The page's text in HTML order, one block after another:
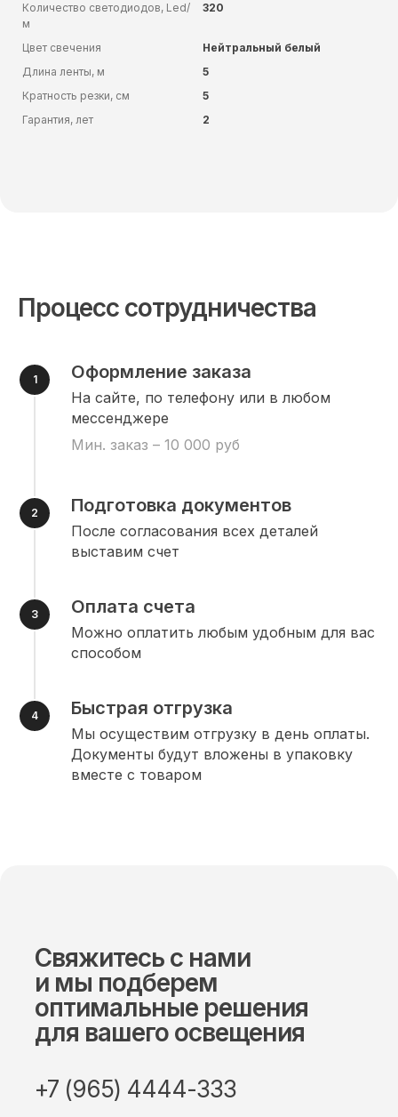
Количество светодиодов, Led/
м
320
Цвет свечения
Нейтральный белый
Длина ленты, м
5
Кратность резки, см
5
Гарантия, лет
2
Процесс сотрудничества
Оформление заказа
На сайте, по телефону или в любом
мессенджере
Мин. заказ – 10 000 руб
Подготовка документов
После согласования всех деталей
выставим счет
Оплата счета
Можно оплатить любым удобным для вас
способом
Быстрая отгрузка
Мы осуществим отгрузку в день оплаты.
Документы будут вложены в упаковку
вместе с товаром
+7 (965) 4444-333
Свяжитесь с нами
и мы подберем
оптимальные решения
для вашего освещения